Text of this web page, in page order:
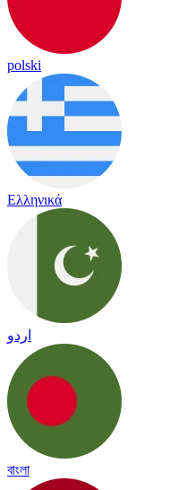
polski
Ελληνικά
اردو
বাংলা